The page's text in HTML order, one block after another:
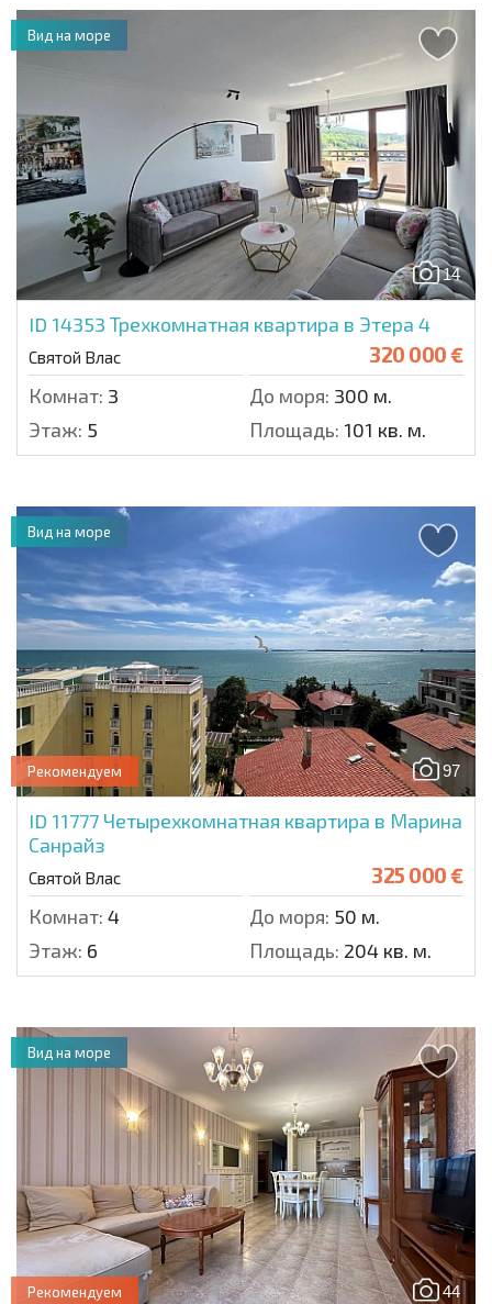
14
ID 14353 Трехкомнатная квартира в Этера 4
Святой Влас 320 000 €
Комнат: 3 До моря: 300 м.
Этаж: 5 Площадь: 101 кв. м.
Вид на море
97
Рекомендуем
ID 11777 Четырехкомнатная квартира в Марина
Санрайз
Святой Влас 325 000 €
Комнат: 4 До моря: 50 м.
Этаж: 6 Площадь: 204 кв. м.
Вид на море
44
Рекомендуем
Вид на море